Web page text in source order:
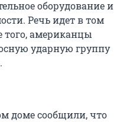
оборудование и
Речь идет в том
того, американцы
ударную группу
доме сообщили, что